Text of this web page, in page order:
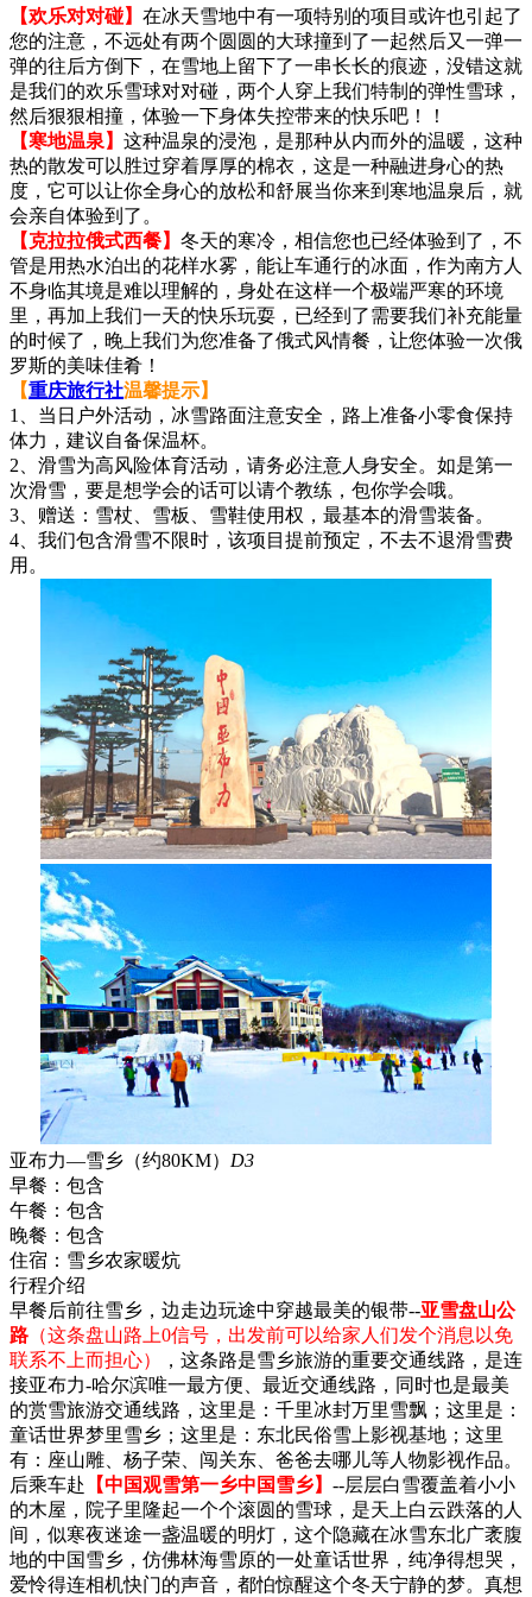
【欢乐对对碰】 在冰天雪地中有一项特别的项目或许也引起了
您的注意，不远处有两个圆圆的大球撞到了一起然后又一弹一
弹的往后方倒下，在雪地上留下了一串长长的痕迹，没错这就
是我们的欢乐雪球对对碰，两个人穿上我们特制的弹性雪球，
然后狠狠相撞，体验一下身体失控带来的快乐吧！！
【寒地温泉】 这种温泉的浸泡，是那种从内而外的温暖，这种
热的散发可以胜过穿着厚厚的棉衣，这是一种融进身心的热
度，它可以让你全身心的放松和舒展当你来到寒地温泉后，就
会亲自体验到了。
【克拉拉俄式西餐】 冬天的寒冷，相信您也已经体验到了，不
管是用热水泊出的花样水雾，能让车通行的冰面，作为南方人
不身临其境是难以理解的，身处在这样一个极端严寒的环境
里，再加上我们一天的快乐玩耍，已经到了需要我们补充能量
的时候了，晚上我们为您准备了俄式风情餐，让您体验一次俄
罗斯的美味佳肴！
【重庆旅行社温馨提示】
1、当日户外活动，冰雪路面注意安全，路上准备小零食保持
体力，建议自备保温杯。
2、滑雪为高风险体育活动，请务必注意人身安全。如是第一
次滑雪，要是想学会的话可以请个教练，包你学会哦。
3、赠送：雪杖、雪板、雪鞋使用权，最基本的滑雪装备。
4、我们包含滑雪不限时，该项目提前预定，不去不退滑雪费
用。
亚布力—雪乡（约80KM） D3
早餐： 包含
午餐： 包含
晚餐： 包含
住宿： 雪乡农家暖炕
行程介绍
早餐后前往雪乡，边走边玩途中穿越最美的银带--亚雪盘山公
路 （这条盘山路上0信号，出发前可以给家人们发个消息以免
联系不上而担心）
，这条路是雪乡旅游的重要交通线路，是连
接亚布力-哈尔滨唯一最方便、最近交通线路，同时也是最美
的赏雪旅游交通线路，这里是：千里冰封万里雪飘；这里是：
童话世界梦里雪乡；这里是：东北民俗雪上影视基地；这里
有：座山雕、杨子荣、闯关东、爸爸去哪儿等人物影视作品。
后乘车赴
【中国观雪第一乡中国雪乡】 --层层白雪覆盖着小小
的木屋，院子里隆起一个个滚圆的雪球，是天上白云跌落的人
间，似寒夜迷途一盏温暖的明灯，这个隐藏在冰雪东北广袤腹
地的中国雪乡，仿佛林海雪原的一处童话世界，纯净得想哭，
爱怜得连相机快门的声音，都怕惊醒这个冬天宁静的梦。真想